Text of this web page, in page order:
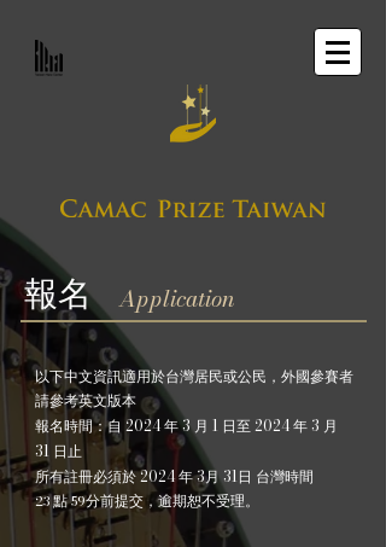
報名 Application
以下中文資訊適用於台灣居民或公民，外國參賽者
請參考英文版本
報名時間：自 2024 年3 月 1 日至 2024 年 3 月
31 日止
所有註冊必須於 2024 年3月 31 日 台灣時間
23點59分前提交，逾期恕不受理。